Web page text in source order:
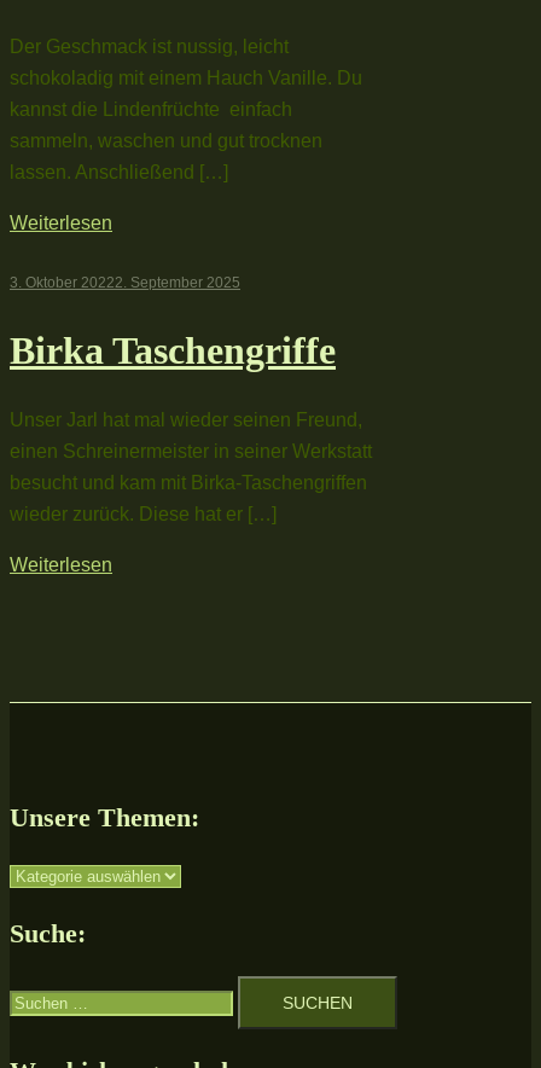
Der Geschmack ist nussig, leicht
schokoladig mit einem Hauch Vanille. Du
kannst die Lindenfrüchte einfach
sammeln, waschen und gut trocknen
lassen. Anschließend […]
Weiterlesen
3. Oktober 20222. September 2025
Birka Taschengriffe
Unser Jarl hat mal wieder seinen Freund,
einen Schreinermeister in seiner Werkstatt
besucht und kam mit Birka-Taschengriffen
wieder zurück. Diese hat er […]
Weiterlesen
Unsere Themen:
Unsere
Suche:
Suchen
nach: